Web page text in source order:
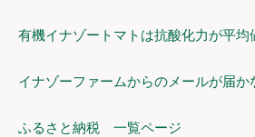
有機イナゾートマトは抗酸化力が平均
イナゾーファームからのメールが届か
ふるさと納税 一覧ページ